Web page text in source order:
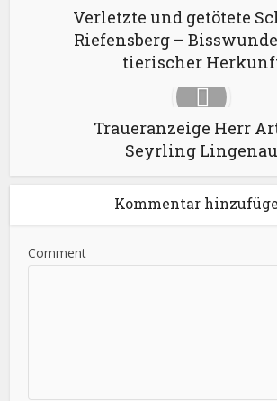
Verletzte und getötete
Riefensberg –
tierischer
Traueranzeige Herr
Seyrling Lingenau
Kommentar
Comment